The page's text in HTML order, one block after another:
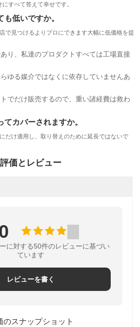
すべて答えて幸せです。
低いですか。
で見つけるよりプロにできます大幅に低価格を提
り、私達のプロダクトすべては工場直接
ゆる媒介ではなくに依存していませんあ
でだけ販売するので、重い諸経費は救わ
カバーされますか。
だけ適用し、取り替えのために延長ではないで
評価とレビュー
に対する50件のレビューに基づい
ています
レビューを書く
のスナップショット